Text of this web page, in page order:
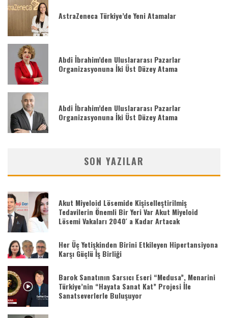
AstraZeneca Türkiye’de Yeni Atamalar
Abdi İbrahim’den Uluslararası Pazarlar
Organizasyonuna İki Üst Düzey Atama
Abdi İbrahim’den Uluslararası Pazarlar
Organizasyonuna İki Üst Düzey Atama
SON YAZILAR
Akut Miyeloid Lösemide Kişiselleştirilmiş
Tedavilerin Önemli Bir Yeri Var Akut Miyeloid
Lösemi Vakaları 2040′ a Kadar Artacak
Her Üç Yetişkinden Birini Etkileyen Hipertansiyona
Karşı Güçlü İş Birliği
Barok Sanatının Sarsıcı Eseri “Medusa”, Menarini
Türkiye’nin “Hayata Sanat Kat” Projesi İle
Sanatseverlerle Buluşuyor